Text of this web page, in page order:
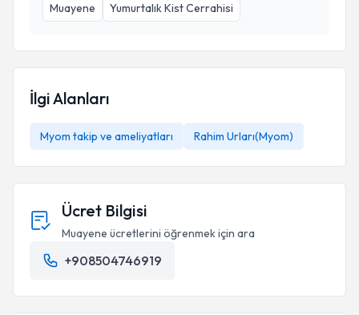
Muayene
Yumurtalık Kist Cerrahisi
İlgi Alanları
Myom takip ve ameliyatları Rahim Urları(Myom)
Ücret Bilgisi
Muayene ücretlerini öğrenmek için ara
+908504746919